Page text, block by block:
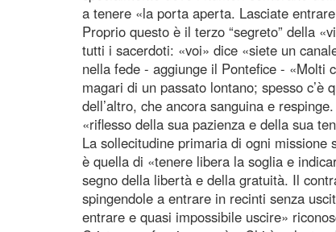
a tenere «la porta aperta. Lasciate
Proprio questo è il terzo “segreto” della
tutti i sacerdoti: «voi» dice «siete un
nella fede - aggiunge il Pontefice - «Molti
magari di un passato lontano; spesso c’è
dell’altro, che ancora sanguina e
«riflesso della sua pazienza e della sua
La sollecitudine primaria di ogni
è quella di «tenere libera la soglia e
segno della libertà e della gratuità. Il
spingendole a entrare in recinti senza
entrare e quasi impossibile uscire»